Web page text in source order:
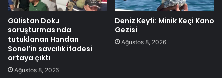
Gülistan Doku
soruşturmasında
tutuklanan Handan
Sonel’in savcılık ifadesi
ortaya çıktı
Ağustos 8, 2026
Deniz Keyfi: Minik Keçi Kano
Gezisi
Ağustos 8, 2026